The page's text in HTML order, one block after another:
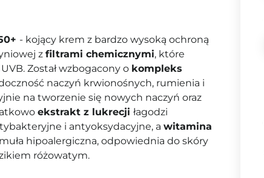
- kojący krem z bardzo wysoką ochroną
z filtrami chemicznymi, które
Został wzbogacony o kompleks
naczyń krwionośnych, rumienia i
na tworzenie się nowych naczyń oraz
ekstrakt z lukrecji łagodzi
i antyoksydacyjne, a witamina
hipoalergiczna, odpowiednia do skóry
różowatym.